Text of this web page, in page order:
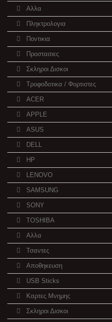
Αλλα
Πληκτρολογια
Ποντικια
Προστασιες
Σκληροι Δισκοι
Τροφοδοτικα / Φορτιστες
ACER
APPLE
ASUS
DELL
HP
LENOVO
SAMSUNG
SONY
TOSHIBA
Αλλα
Τσαντες
Αποθηκευση
USB Sticks
Καρτες Μνημης
Σκληροι Δισκοι